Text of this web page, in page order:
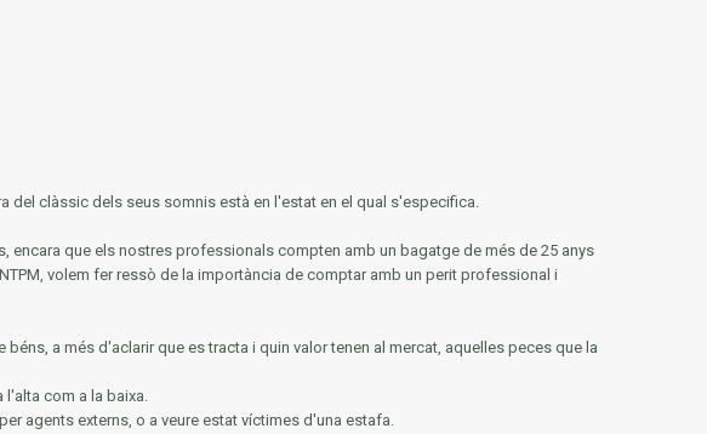
del clàssic dels seus somnis està en l'estat en el qual s'especifica.
encara que els nostres professionals compten amb un bagatge de més de 25 anys
volem fer ressò de la importància de comptar amb un perit professional i
a més d'aclarir que es tracta i quin valor tenen al mercat, aquelles peces que la
l'alta com a la baixa.
agents externs, o a veure estat víctimes d'una estafa.